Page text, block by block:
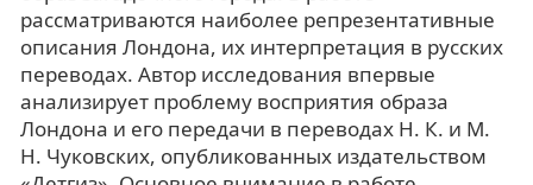
рассматриваются наиболее репрезентативные
описания Лондона, их интерпретация в русских
переводах. Автор исследования впервые
анализирует проблему восприятия образа
Лондона и его передачи в переводах Н. К. и М.
Н. Чуковских, опубликованных издательством